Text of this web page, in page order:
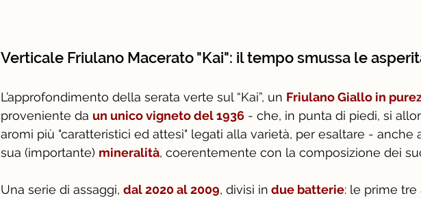
Verticale Friulano Macerato "Kai": il tempo smussa le
L’approfondimento della serata verte sul “Kai”, un Friulano Giallo in
proveniente da un unico vigneto del 1936 - che, in punta di piedi, si
aromi più "caratteristici ed attesi" legati alla varietà, per esaltare -
sua (importante) mineralità, coerentemente con la composizione dei
Una serie di assaggi, dal 2020 al 2009, divisi in due batterie: le prime